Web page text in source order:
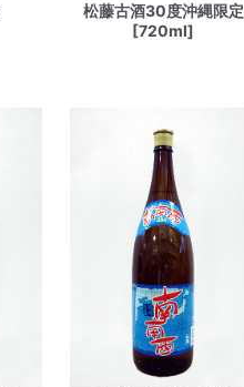
松藤古酒30度沖縄限定
[720ml]